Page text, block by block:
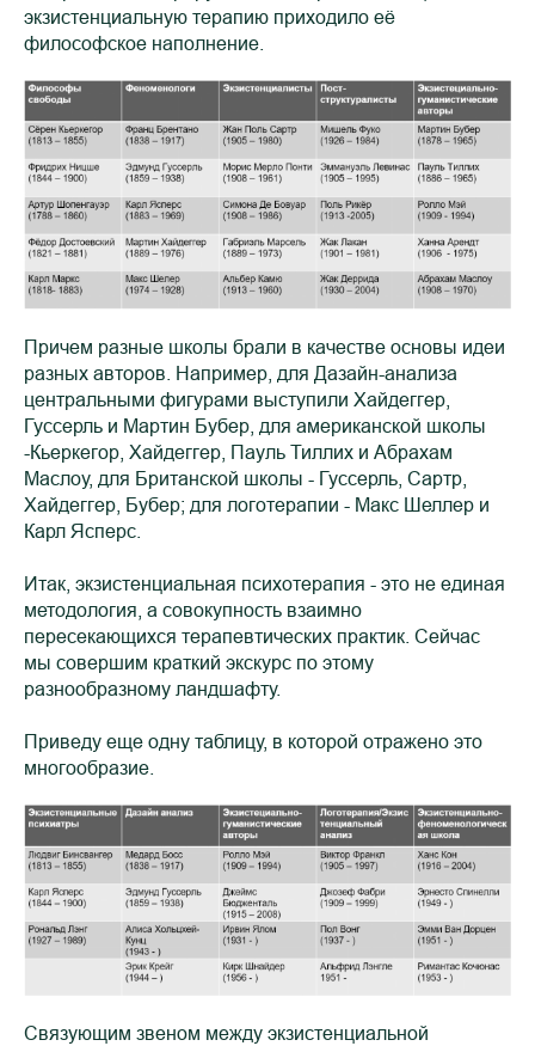
экзистенциальную терапию приходило её
философское наполнение.
Причем разные школы брали в качестве основы идеи
разных авторов. Например, для Дазайн-анализа
центральными фигурами выступили Хайдеггер,
Гуссерль и Мартин Бубер, для американской школы
-Кьеркегор, Хайдеггер, Пауль Тиллих и Абрахам
Маслоу, для Британской школы - Гуссерль, Сартр,
Хайдеггер, Бубер; для логотерапии - Макс Шеллер и
Карл Ясперс.
Итак, экзистенциальная психотерапия - это не единая
методология, а совокупность взаимно
пересекающихся терапевтических практик. Сейчас
мы совершим краткий экскурс по этому
разнообразному ландшафту.
Приведу еще одну таблицу, в которой отражено это
многообразие.
Связующим звеном между экзистенциальной